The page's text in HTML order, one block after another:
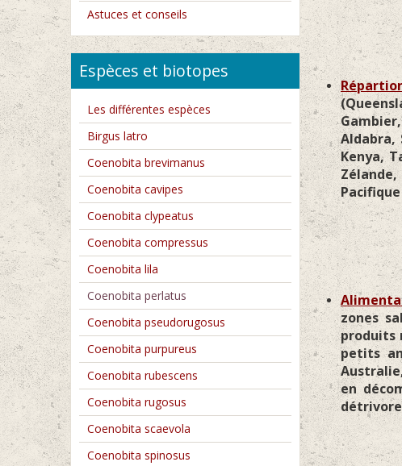
Les
Aldabra,
Kenya,
Pacifique
zones
produits
petits
en
Astuces et conseils
Espèces et biotopes
Les différentes espèces
Birgus latro
Coenobita brevimanus
Coenobita cavipes
Coenobita clypeatus
Coenobita compressus
Coenobita lila
Coenobita perlatus
Coenobita pseudorugosus
Coenobita purpureus
Coenobita rubescens
Coenobita rugosus
Coenobita scaevola
Coenobita spinosus